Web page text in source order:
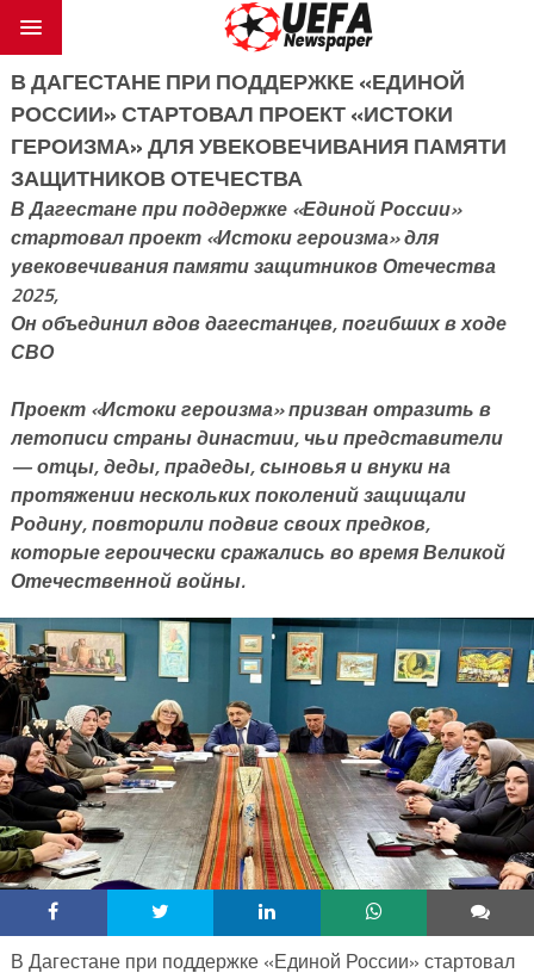
В ДАГЕСТАНЕ ПРИ ПОДДЕРЖКЕ «ЕДИНОЙ
РОССИИ» СТАРТОВАЛ ПРОЕКТ «ИСТОКИ
ГЕРОИЗМА» ДЛЯ УВЕКОВЕЧИВАНИЯ ПАМЯТИ
ЗАЩИТНИКОВ ОТЕЧЕСТВА
В Дагестане при поддержке «Единой России»
стартовал проект «Истоки героизма» для
увековечивания памяти защитников Отечества
2025,
Он объединил вдов дагестанцев, погибших в ходе
СВО
Проект «Истоки героизма» призван отразить в
летописи страны династии, чьи представители
— отцы, деды, прадеды, сыновья и внуки на
протяжении нескольких поколений защищали
Родину, повторили подвиг своих предков,
которые героически сражались во время Великой
Отечественной войны.
В Дагестане при поддержке «Единой России» стартовал